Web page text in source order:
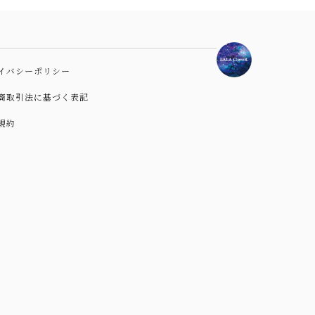
バシーポリシー
取引法に基づく表記
約